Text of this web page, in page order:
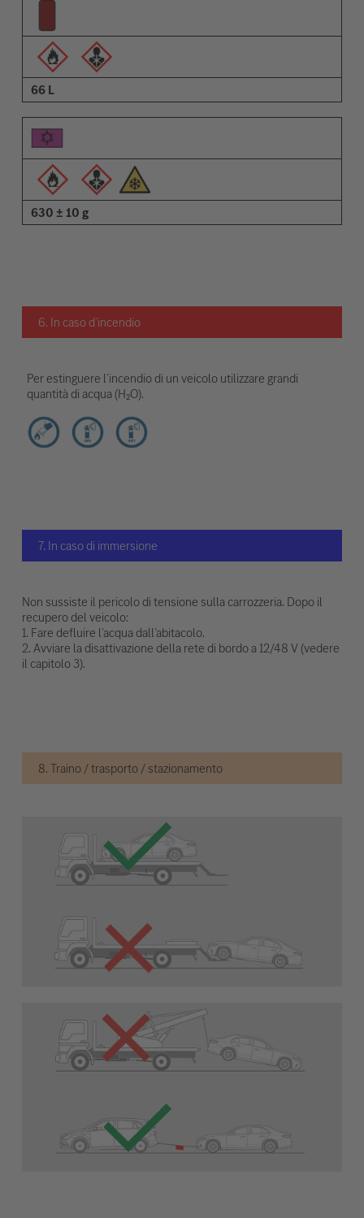
66 L
630 ± 10 g
6. In caso d’incendio
Per estinguere l’incendio di un veicolo utilizzare grandi
quantità di acqua (H₂O).
7. In caso di immersione
Non sussiste il pericolo di tensione sulla carrozzeria. Dopo il
recupero del veicolo:
1. Fare defluire l’acqua dall’abitacolo.
2. Avviare la disattivazione della rete di bordo a 12/48 V (vedere
il capitolo 3).
8. Traino / trasporto / stazionamento